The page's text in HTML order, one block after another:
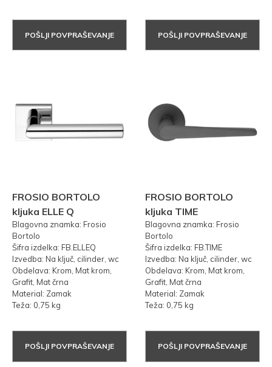
POŠLJI POVPRAŠEVANJE POŠLJI POVPRAŠEVANJE
FROSIO BORTOLO
kljuka ELLE Q
Blagovna znamka: Frosio
Bortolo
Šifra izdelka: FB.ELLEQ
Izvedba: Na ključ, cilinder, wc
Obdelava: Krom, Mat krom,
Grafit, Mat črna
Material: Zamak
Teža: 0,75 kg
POŠLJI POVPRAŠEVANJE
FROSIO BORTOLO
kljuka TIME
Blagovna znamka: Frosio
Bortolo
Šifra izdelka: FB.TIME
Izvedba: Na ključ, cilinder, wc
Obdelava: Krom, Mat krom,
Grafit, Mat črna
Material: Zamak
Teža: 0,75 kg
POŠLJI POVPRAŠEVANJE